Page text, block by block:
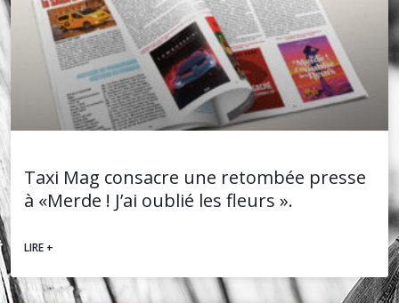
Taxi Mag consacre une retombée presse
à «Merde ! J’ai oublié les fleurs ».
LIRE +